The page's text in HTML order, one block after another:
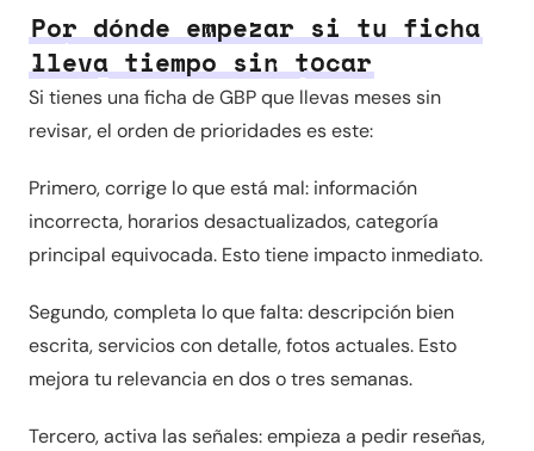
Por dónde empezar si tu ficha
lleva tiempo sin tocar
Si tienes una ficha de GBP que llevas meses sin
revisar, el orden de prioridades es este:
Primero, corrige lo que está mal: información
incorrecta, horarios desactualizados, categoría
principal equivocada. Esto tiene impacto inmediato.
Segundo, completa lo que falta: descripción bien
escrita, servicios con detalle, fotos actuales. Esto
mejora tu relevancia en dos o tres semanas.
Tercero, activa las señales: empieza a pedir reseñas,